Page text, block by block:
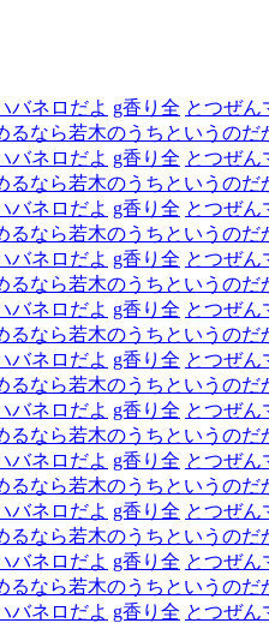
バネロだよ g香り全 とつぜん
るなら若木のうちというのだ
バネロだよ g香り全 とつぜん
るなら若木のうちというのだ
バネロだよ g香り全 とつぜん
るなら若木のうちというのだ
バネロだよ g香り全 とつぜん
るなら若木のうちというのだ
バネロだよ g香り全 とつぜん
るなら若木のうちというのだ
バネロだよ g香り全 とつぜん
るなら若木のうちというのだ
バネロだよ g香り全 とつぜん
るなら若木のうちというのだ
バネロだよ g香り全 とつぜん
るなら若木のうちというのだ
バネロだよ g香り全 とつぜん
るなら若木のうちというのだ
バネロだよ g香り全 とつぜん
るなら若木のうちというのだ
バネロだよ g香り全 とつぜん